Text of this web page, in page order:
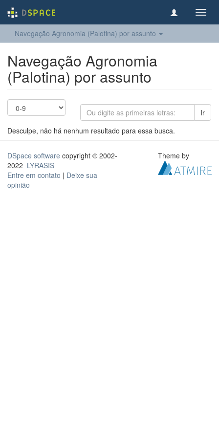
Navegação Agronomia (Palotina) por assunto
Navegação Agronomia
(Palotina) por assunto
Ir
Desculpe, não há nenhum resultado para essa busca.
DSpace software copyright © 2002-
2022 LYRASIS
Entre em contato | Deixe sua
opinião
Theme by